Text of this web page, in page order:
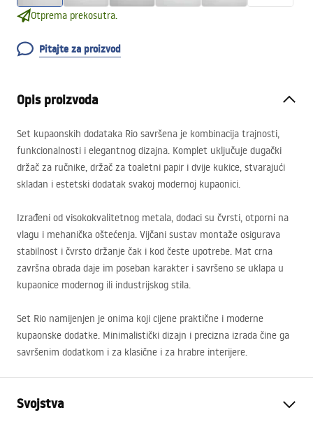
Otprema prekosutra.
Pitajte za proizvod
Opis proizvoda
Set kupaonskih dodataka Rio savršena je kombinacija trajnosti,
funkcionalnosti i elegantnog dizajna. Komplet uključuje dugački
držač za ručnike, držač za toaletni papir i dvije kukice, stvarajući
skladan i estetski dodatak svakoj modernoj kupaonici.
Izrađeni od visokokvalitetnog metala, dodaci su čvrsti, otporni na
vlagu i mehanička oštećenja. Vijčani sustav montaže osigurava
stabilnost i čvrsto držanje čak i kod česte upotrebe. Mat crna
završna obrada daje im poseban karakter i savršeno se uklapa u
kupaonice modernog ili industrijskog stila.
Set Rio namijenjen je onima koji cijene praktične i moderne
kupaonske dodatke. Minimalistički dizajn i precizna izrada čine ga
savršenim dodatkom i za klasične i za hrabre interijere.
Svojstva